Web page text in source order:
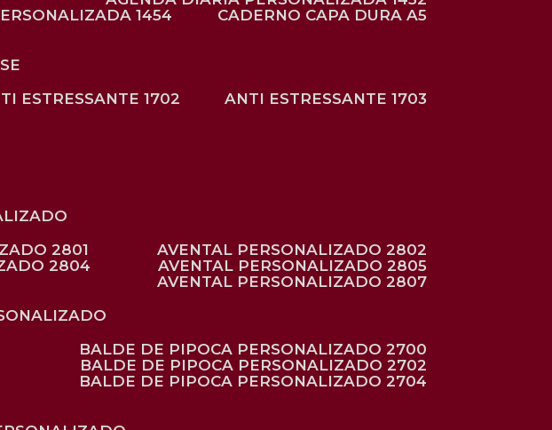
1454
CADERNO CAPA DURA A5
ESTRESSANTE 1702
ANTI ESTRESSANTE 1703
2801
AVENTAL PERSONALIZADO 2802
2804
AVENTAL PERSONALIZADO 2805
AVENTAL PERSONALIZADO 2807
BALDE DE PIPOCA PERSONALIZADO 2700
BALDE DE PIPOCA PERSONALIZADO 2702
BALDE DE PIPOCA PERSONALIZADO 2704